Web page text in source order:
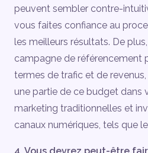
peuvent sembler contre-
vous faites confiance au
les meilleurs résultats. De
campagne de référencement
termes de trafic et de
une partie de ce budget dans
marketing traditionnelles et
canaux numériques, tels que le
4. Vous devrez peut-être